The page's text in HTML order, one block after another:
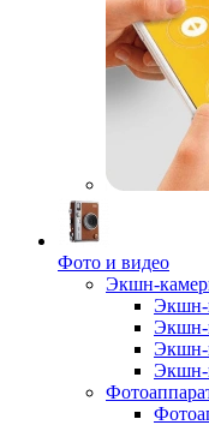
Фото и видео
Экшн-
Экшн-
Экшн-
Экшн-
Экшн-